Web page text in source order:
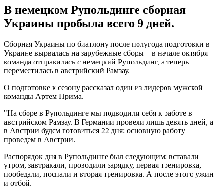
В немецком Рупольдинге сборная
Украины пробыла всего 9 дней.
Сборная Украины по биатлону после полугода подготовки в
Украине вырвалась на зарубежные сборы – в начале октября
команда отправилась с немецкий Рупольдинг, а теперь
переместилась в австрийский Рамзау.
О подготовке к сезону рассказал один из лидеров мужской
команды Артем Прима.
"На сборе в Рупольдинге мы подводили себя к работе в
австрийском Рамзау. В Германии провели лишь девять дней, а
в Австрии будем готовиться 22 дня: основную работу
проведем в Австрии.
Распорядок дня в Рупольдинге был следующим: вставали
утром, завтракали, проводили зарядку, первая тренировка,
пообедали, поспали и вторая тренировка. А после этого ужин
и отбой.